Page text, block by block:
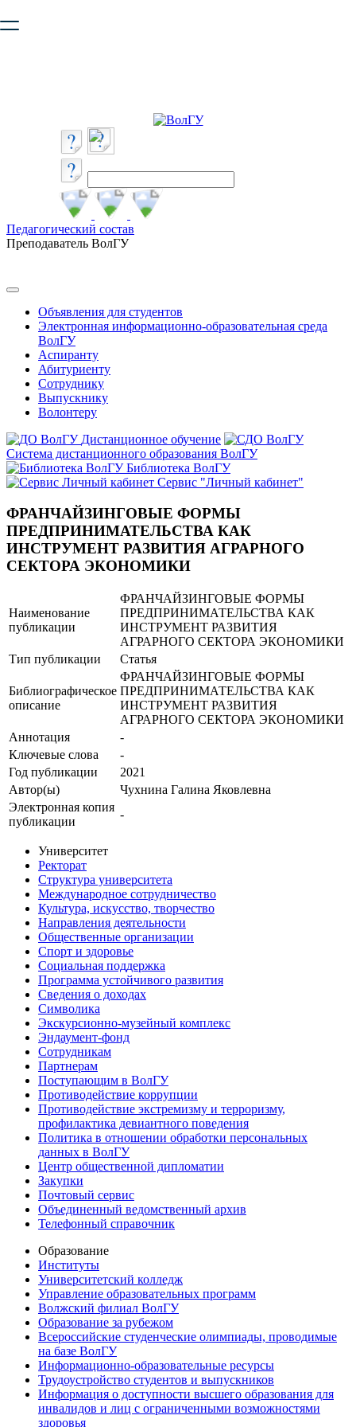
безопасную работу с сайтом. Пожалуйста
Педагогический состав
Преподаватель ВолГУ
Объявления для студентов
Электронная информационно-образовательная среда
ВолГУ
Аспиранту
Абитуриенту
Сотруднику
Выпускнику
Волонтеру
Дистанционное обучение
Система дистанционного образования ВолГУ
Библиотека ВолГУ
Сервис "Личный кабинет"
ФРАНЧАЙЗИНГОВЫЕ ФОРМЫ
ПРЕДПРИНИМАТЕЛЬСТВА КАК
ИНСТРУМЕНТ РАЗВИТИЯ АГРАРНОГО
СЕКТОРА ЭКОНОМИКИ
Наименование
публикации
ФРАНЧАЙЗИНГОВЫЕ ФОРМЫ
ПРЕДПРИНИМАТЕЛЬСТВА КАК
ИНСТРУМЕНТ РАЗВИТИЯ
АГРАРНОГО СЕКТОРА ЭКОНОМИКИ
Тип публикации
Статья
Библиографическое
описание
ФРАНЧАЙЗИНГОВЫЕ ФОРМЫ
ПРЕДПРИНИМАТЕЛЬСТВА КАК
ИНСТРУМЕНТ РАЗВИТИЯ
АГРАРНОГО СЕКТОРА ЭКОНОМИКИ
Аннотация
-
Ключевые cлова
-
Год публикации
2021
Автор(ы)
Чухнина Галина Яковлевна
Электронная копия
публикации
-
Университет
Ректорат
Структура университета
Международное сотрудничество
Культура, искусство, творчество
Направления деятельности
Общественные организации
Спорт и здоровье
Социальная поддержка
Программа устойчивого развития
Сведения о доходах
Символика
Экскурсионно-музейный комплекс
Эндаумент-фонд
Сотрудникам
Партнерам
Поступающим в ВолГУ
Противодействие коррупции
Противодействие экстремизму и терроризму,
профилактика девиантного поведения
Политика в отношении обработки персональных
данных в ВолГУ
Центр общественной дипломатии
Закупки
Почтовый сервис
Объединенный ведомственный архив
Телефонный справочник
Образование
Институты
Университетский колледж
Управление образовательных программ
Волжский филиал ВолГУ
Образование за рубежом
Всероссийские студенческие олимпиады, проводимые
на базе ВолГУ
Информационно-образовательные ресурсы
Трудоустройство студентов и выпускников
Информация о доступности высшего образования для
инвалидов и лиц с ограниченными возможностями
здоровья